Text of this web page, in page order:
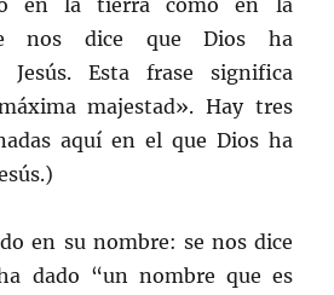
nos dice que Dios ha
Jesús. Esta frase significa
majestad». Hay tres
aquí en el que Dios ha
en su nombre: se nos dice
dado “un nombre que es